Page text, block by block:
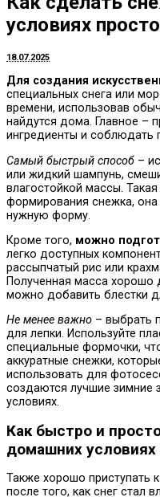
условиях
18.07.2025
Для создания
специальных снега или
времени, использовав
найдутся дома. Главное –
ингредиенты и соблюдать
Самый быстрый способ –
или жидкий шампунь,
влагостойкой массы.
формирования снежка, она
нужную форму.
Кроме того, можно
легко доступных
рассыпчатый рис или
Полученная масса
можно добавить блестки
Не менее важно – выбрать
для лепки. Используйте
специальные формочки,
аккуратные снежки,
использовать для
создаются лучшие
условиях.
Как быстро и
домашних условиях
Также хорошо приступать
после того, как снег стал